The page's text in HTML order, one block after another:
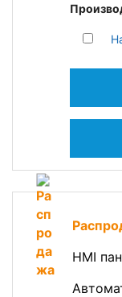
HMI